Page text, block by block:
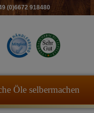
(0)6672 918480
Öle selbermachen